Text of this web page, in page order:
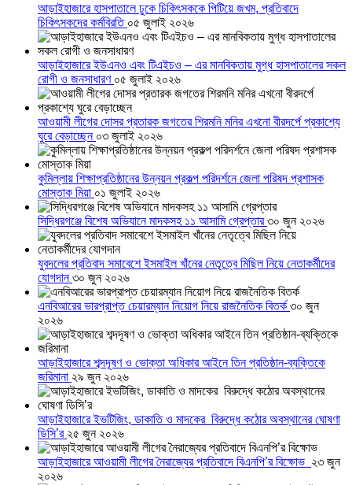
আড়াইহাজারে হাসপাতালে ঢুকে চিকিৎসককে পিটিয়ে জখম, প্রতিবাদে
চিকিৎসকদের কর্মবিরতি ০৫ জুলাই ২০২৬
আড়াইহাজারে ইউএনও এবং টিএইচও – এর মানবিকতায় মুগ্ধ হাসপাতালের সকল
রোগী ও জনসাধারণ ০৫ জুলাই ২০২৬
আওয়ামী লীগের দোসর প্রতারক জগতের শিরমনি মনির এখনো বীরদর্পে প্রকাশ্যে
ঘুরে বেড়াচ্ছেন ০৩ জুলাই ২০২৬
কুমিল্লায় শিক্ষাপ্রতিষ্ঠানের উন্নয়ন প্রকল্প পরিদর্শনে জেলা পরিষদ প্রশাসক
মোস্তাক মিয়া ০১ জুলাই ২০২৬
সিদ্ধিরগঞ্জে বিশেষ অভিযানে মাদকসহ ১১ আসামি গ্রেপ্তার৩০ জুন ২০২৬
যুবদলের প্রতিবাদ সমাবেশে ইসমাইল খাঁনের নেতৃত্বে মিছিল নিয়ে নেতাকর্মীদের
যোগদান৩০ জুন ২০২৬
এনবিআরের ভারপ্রাপ্ত চেয়ারম্যান নিয়োগ নিয়ে রাজনৈতিক বিতর্ক ৩০ জুন
২০২৬
আড়াইহাজারে শব্দদূষণ ও ভোক্তা অধিকার আইনে তিন প্রতিষ্ঠান-ব্যক্তিকে
জরিমানা ২৯ জুন ২০২৬
আড়াইহাজারে ইভটিজিং, ডাকাতি ও মাদকের বিরুদ্ধে কঠোর অবস্থানের ঘোষণা
ডিসি’র ২৫ জুন ২০২৬
আড়াইহাজারে আওয়ামী লীগের নৈরাজ্যের প্রতিবাদে বিএনপি’র বিক্ষোভ ২৩ জুন
২০২৬